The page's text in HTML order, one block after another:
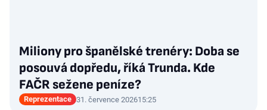
Miliony pro španělské trenéry: Doba se
posouvá dopředu, říká Trunda. Kde
FAČR sežene peníze?
Reprezentace 31. července 202615:25